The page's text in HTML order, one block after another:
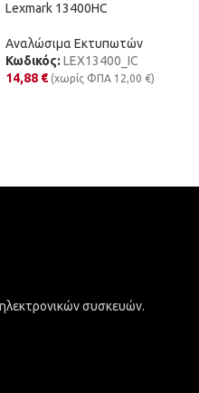
Lexmark 13400HC
Αναλώσιμα Εκτυπωτών
Κωδικός: LEX13400_IC
14,88 € (χωρίς ΦΠΑ 12,00 €)
συσκευών.